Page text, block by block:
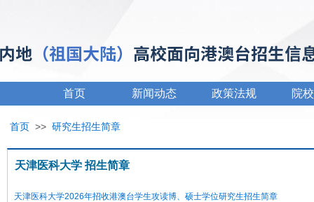
首页 新闻动态 政策法规 院
首页 >> 研究生招生简章
天津医科大学 招生简章
天津医科大学2026年招收港澳台学生攻读博、硕士学位研究生招生简章